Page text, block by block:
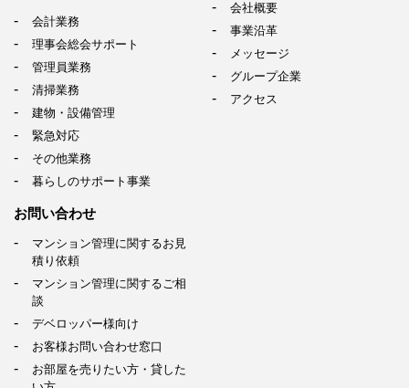
会計業務
理事会総会サポート
管理員業務
清掃業務
建物・設備管理
緊急対応
その他業務
暮らしのサポート事業
会社概要
事業沿革
メッセージ
グループ企業
アクセス
お問い合わせ
マンション管理に関するお見
積り依頼
マンション管理に関するご相
談
デベロッパー様向け
お客様お問い合わせ窓口
お部屋を売りたい方・貸した